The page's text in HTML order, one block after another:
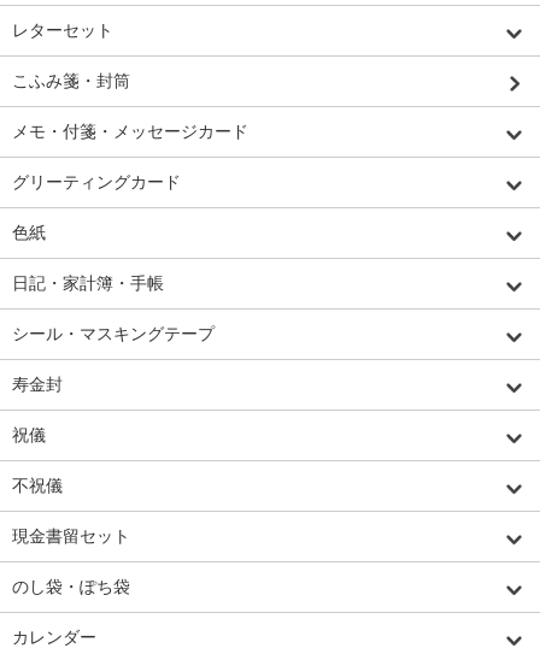
レターセット
こふみ箋・封筒
メモ・付箋・メッセージカード
グリーティングカード
色紙
日記・家計簿・手帳
シール・マスキングテープ
寿金封
祝儀
不祝儀
現金書留セット
のし袋・ぽち袋
カレンダー